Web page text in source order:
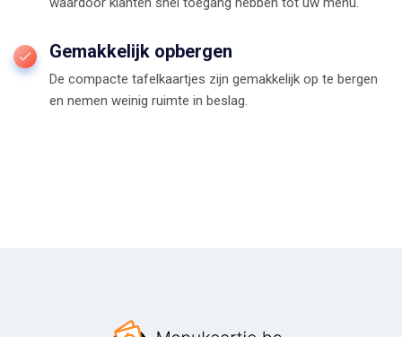
Gemakkelijk opbergen
De compacte tafelkaartjes zijn gemakkelijk op te bergen
en nemen weinig ruimte in beslag.